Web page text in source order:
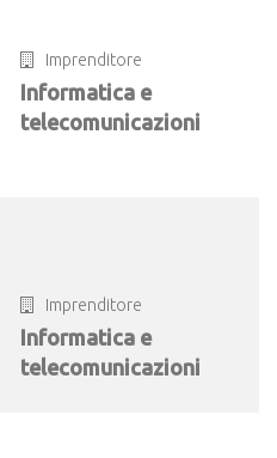
Imprenditore
Informatica e
telecomunicazioni
Imprenditore
Informatica e
telecomunicazioni